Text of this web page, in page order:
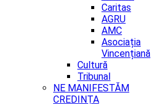
Caritas
AGRU
AMC
Asociația
Vincențiană
Cultură
Tribunal
NE MANIFESTĂM
CREDINȚA